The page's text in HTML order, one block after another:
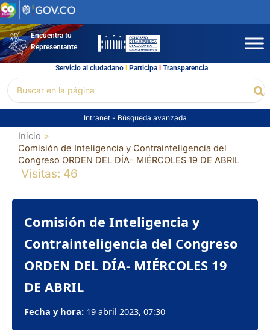
Ir
al
contenidoEncuentra tu
Representante
Servicio al ciudadano l Participal Transparencia
por:
Intranet - Búsqueda avanzada
Inicio
Comisión de Inteligencia y Contrainteligencia del
Congreso ORDEN DEL DÍA- MIÉRCOLES 19 DE ABRIL
Visitas: 46
Comisión de Inteligencia y
Contrainteligencia del Congreso
ORDEN DEL DÍA- MIÉRCOLES 19
DE ABRIL
Fecha y hora: 19 abril 2023, 07:30